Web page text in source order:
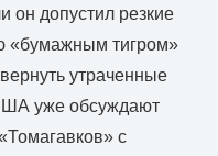
он допустил резкие
«бумажным тигром»
утраченные
уже обсуждают
с